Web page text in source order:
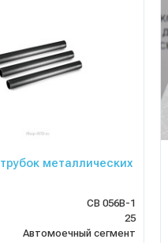
металлических
СВ 056В-1
25
Автомоечный сегмент